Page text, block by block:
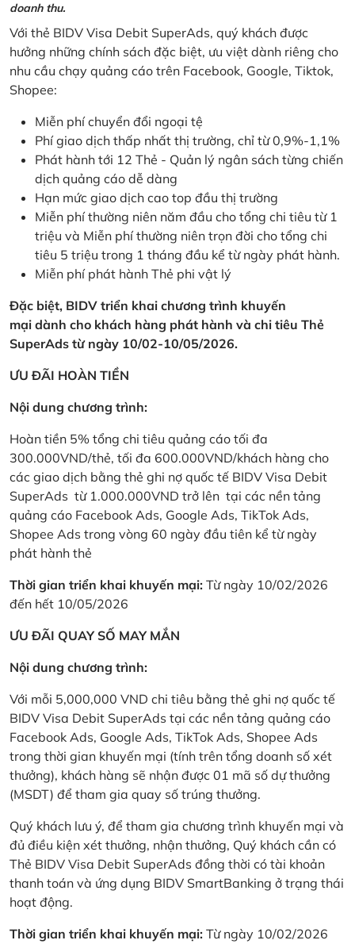
doanh thu.
Với thẻ BIDV Visa Debit SuperAds, quý khách được
hưởng những chính sách đặc biệt, ưu việt dành riêng cho
nhu cầu chạy quảng cáo trên Facebook, Google, Tiktok,
Shopee:
Miễn phí chuyển đổi ngoại tệ
Phí giao dịch thấp nhất thị trường, chỉ từ 0,9%-1,1%
Phát hành tới 12 Thẻ - Quản lý ngân sách từng chiến
dịch quảng cáo dễ dàng
Hạn mức giao dịch cao top đầu thị trường
Miễn phí thường niên năm đầu cho tổng chi tiêu từ 1
triệu và Miễn phí thường niên trọn đời cho tổng chi
tiêu 5 triệu trong 1 tháng đầu kể từ ngày phát hành.
Miễn phí phát hành Thẻ phi vật lý
Đặc biệt, BIDV triển khai chương trình khuyến
mại dành cho khách hàng phát hành và chi tiêu Thẻ
SuperAds từ ngày 10/02-10/05/2026.
ƯU ĐÃI HOÀN TIỀN
Nội dung chương trình:
Hoàn tiền 5% tổng chi tiêu quảng cáo tối đa
300.000VND/thẻ, tối đa 600.000VND/khách hàng cho
các giao dịch bằng thẻ ghi nợ quốc tế BIDV Visa Debit
SuperAds từ 1.000.000VND trở lên tại các nền tảng
quảng cáo Facebook Ads, Google Ads, TikTok Ads,
Shopee Ads trong vòng 60 ngày đầu tiên kể từ ngày
phát hành thẻ
Thời gian triển khai khuyến mại: Từ ngày 10/02/2026
đến hết 10/05/2026
ƯU ĐÃI QUAY SỐ MAY MẮN
Nội dung chương trình:
Với mỗi 5,000,000 VND chi tiêu bằng thẻ ghi nợ quốc tế
BIDV Visa Debit SuperAds tại các nền tảng quảng cáo
Facebook Ads, Google Ads, TikTok Ads, Shopee Ads
trong thời gian khuyến mại (tính trên tổng doanh số xét
thưởng), khách hàng sẽ nhận được 01 mã số dự thưởng
(MSDT) để tham gia quay số trúng thưởng.
Quý khách lưu ý, để tham gia chương trình khuyến mại và
đủ điều kiện xét thưởng, nhận thưởng, Quý khách cần có
Thẻ BIDV Visa Debit SuperAds đồng thời có tài khoản
thanh toán và ứng dụng BIDV SmartBanking ở trạng thái
hoạt động.
Thời gian triển khai khuyến mại: Từ ngày 10/02/2026